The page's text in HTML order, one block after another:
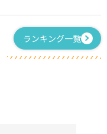
ランキング一覧